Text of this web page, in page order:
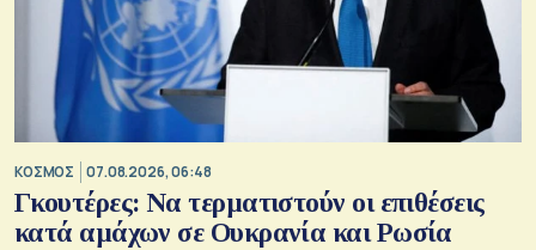
ΚΟΣΜΟΣ 07.08.2026, 06:48
Γκουτέρες: Να τερματιστούν οι επιθέσεις
κατά αμάχων σε Ουκρανία και Ρωσία